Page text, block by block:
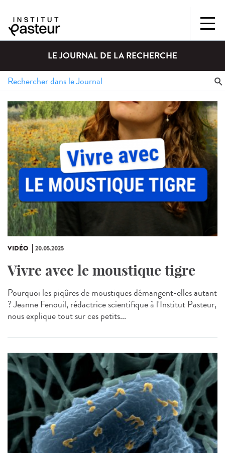
LE JOURNAL DE LA RECHERCHE
VIDÉO 20.05.2025
Vivre avec le moustique tigre
Pourquoi les piqûres de moustiques démangent-elles autant
? Jeanne Fenouil, rédactrice scientifique à l'Institut Pasteur,
nous explique tout sur ces petits...